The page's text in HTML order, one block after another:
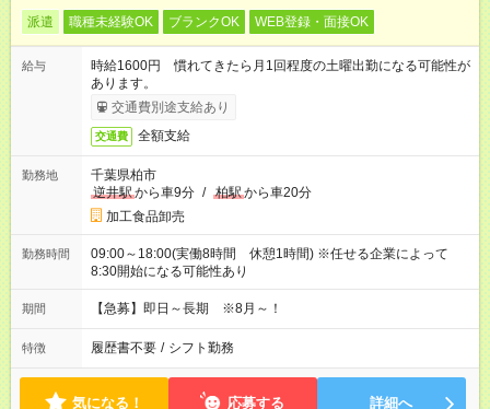
派遣 職種未経験OK ブランクOK WEB登録・面接OK
給与
時給1600円 慣れてきたら月1回程度の土曜出勤になる可能性が
あります。
交通費別途支給あり
交通費 全額支給
勤務地
千葉県柏市
逆井駅から車9分 / 柏駅から車20分
加工食品卸売
勤務時間
09:00～18:00(実働8時間 休憩1時間) ※任せる企業によって
8:30開始になる可能性あり
期間 【急募】即日～長期 ※8月～！
特徴 履歴書不要 / シフト勤務
気になる！ 応募する 詳細へ